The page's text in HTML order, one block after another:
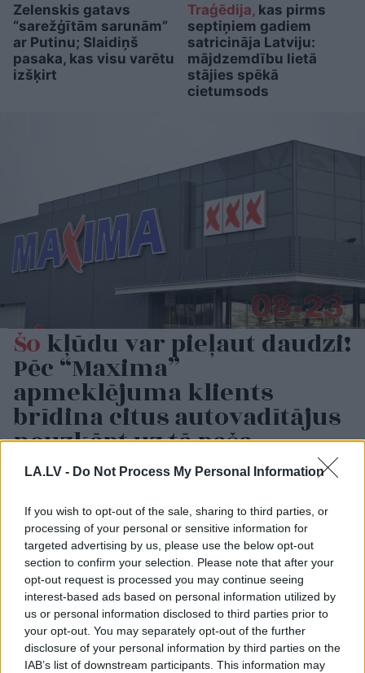
LA.LV - Do Not Process My Personal Information
If you wish to opt-out of the sale, sharing to third parties, or
processing of your personal or sensitive information for
targeted advertising by us, please use the below opt-out
section to confirm your selection. Please note that after your
opt-out request is processed you may continue seeing
interest-based ads based on personal information utilized by
us or personal information disclosed to third parties prior to
your opt-out. You may separately opt-out of the further
disclosure of your personal information by third parties on the
IAB’s list of downstream participants. This information may
Zelenskis gatavs
“sarežģītām sarunām”
ar Putinu; Slaidiņš
pasaka, kas visu varētu
izšķirt
Traģēdija,kas pirms
septiņiem gadiem
satricināja Latviju:
mājdzemdību lietā
stājies spēkā
cietumsods
Šokļūdu var pieļaut daudzi!
Pēc “Maxima”
apmeklējuma klients
brīdina citus autovadītājus
neuzkāpt uz tā paša
grābekļa
Bez diploma, darba un
izbijis slepkava!? Vai
FOTO. “Vai tas ir
normāli?” Guntars